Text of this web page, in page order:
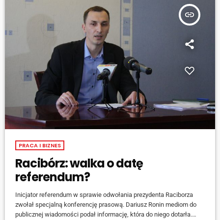
insert_link
PRACA I BIZNES
Racibórz: walka o datę
referendum?
Inicjator referendum w sprawie odwołania prezydenta Raciborza
zwołał specjalną konferencję prasową. Dariusz Ronin mediom do
publicznej wiadomości podał informację, która do niego dotarła.